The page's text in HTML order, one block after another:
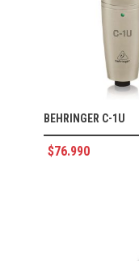
BEHRINGER C-1U
$76.990